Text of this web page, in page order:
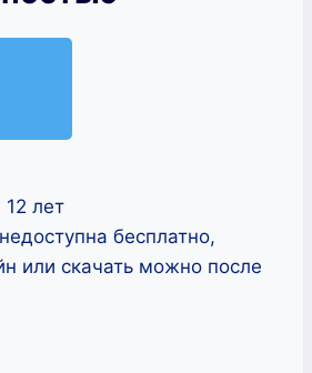
лет
бесплатно,
или скачать можно после